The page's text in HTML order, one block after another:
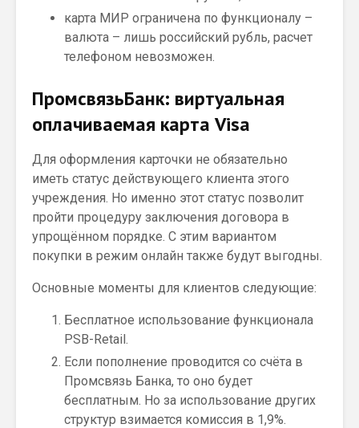
карта МИР ограничена по функционалу –
валюта – лишь российский рубль, расчет
телефоном невозможен.
ПромсвязьБанк: виртуальная
оплачиваемая карта Visa
Для оформления карточки не обязательно
иметь статус действующего клиента этого
учреждения. Но именно этот статус позволит
пройти процедуру заключения договора в
упрощённом порядке. С этим вариантом
покупки в режим онлайн также будут выгодны.
Основные моменты для клиентов следующие:
Бесплатное использование функционала
PSB-Retail.
Если пополнение проводится со счёта в
Промсвязь Банка, то оно будет
бесплатным. Но за использование других
структур взимается комиссия в 1,9%.